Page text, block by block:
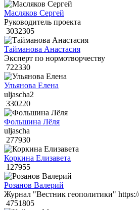
Масляков Сергей
Руководитель проекта
3032305
Тайманова Анастасия
Эксперт по нормотворчеству
722330
Ульянова Елена
uljascha2
330220
Фольшина Лёля
uljascha
277930
Коркина Елизавета
127955
Розанов Валерий
Журнал "Вестник геополитики"
4751805